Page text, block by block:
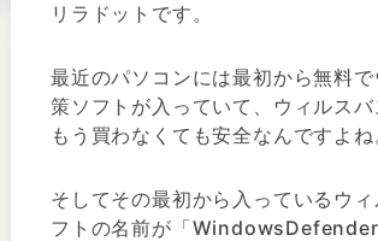
リラドットです。
最近のパソコンには最初から無料
策ソフトが入っていて、ウィルス
もう買わなくても安全なんですよね
そしてその最初から入っているウィ
フトの名前が「WindowsDefender